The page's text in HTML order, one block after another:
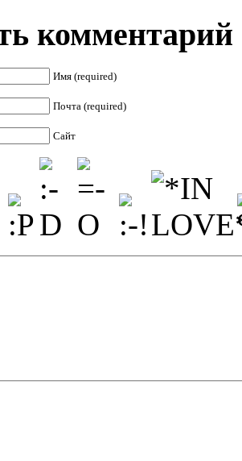
комментарий
Имя (required)
Почта (required)
Сайт